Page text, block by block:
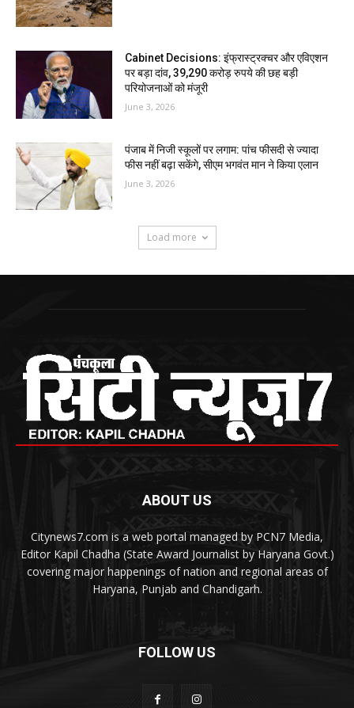
ABOUT US
Citynews7.com is a web portal managed by PCN7 Media,
Editor Kapil Chadha (State Award Journalist by Haryana Govt.)
covering major happenings of nation and regional areas of
Haryana, Punjab and Chandigarh.
FOLLOW US